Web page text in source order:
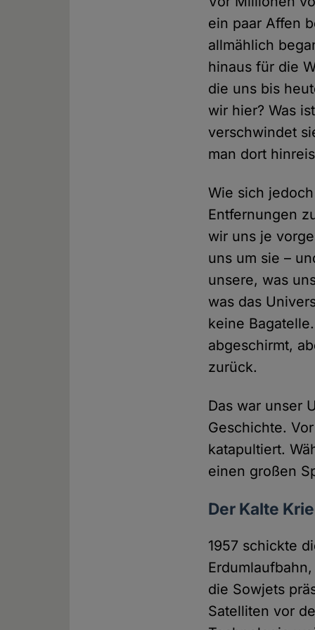
ein paar Affen
allmählich
hinaus für die
die uns bis
wir hier? Was
verschwindet
man dort
Wie sich
Entfernungen
wir uns je
uns um sie –
unsere, was
was das
keine
abgeschirmt,
zurück.
Das war unser
Geschichte.
katapultiert.
einen großen
Der Kalte
1957 schickte
die Sowjets
Satelliten vor